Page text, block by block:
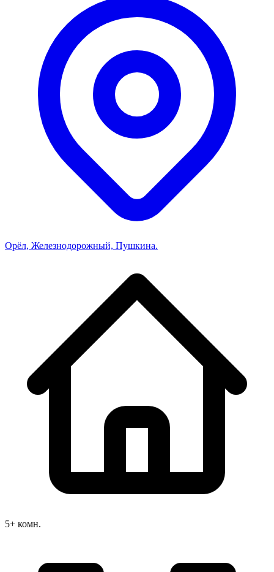
Орёл, Железнодорожный, Пушкина.
5+ комн.